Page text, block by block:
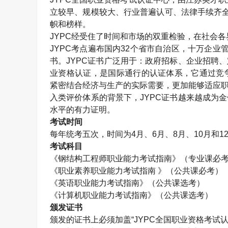
立较早、规模较大、行业普遍认可、法律手续齐
帜和榜样。
JYPC经受住了时间和市场的双重检验，在社会
JYPC考点遍布国内32个省市自治区，十万企业
书。JYPC证书广泛用于：政府招标、企业招聘
业资格认证，是国际通行的认证体系，它通过
紧密结合经济与生产的实际需要，更加能够适应
入类评价体系的背景下，JYPC证书越来越成为
水平的有力证明。
考试时间
每年统考五次，时间为4月、 6月、 8月、 10月和12
考试科目
《钢结构工程师职业能力考试指南》（专业课必
《职业素养职业能力考试指南 》（公共课必考）
《英语职业能力考试指南》（公共课选考）
《计算机职业能力考试指南》（公共课选考）
颁发证书
颁发的证书上必须加盖“JYPC全国职业资格考试